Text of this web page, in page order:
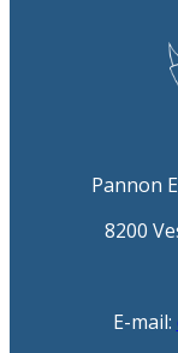
Pannon
8200
E-mail: